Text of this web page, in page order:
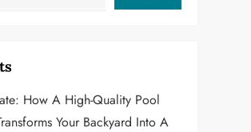
How A High-Quality Pool
Your Backyard Into A